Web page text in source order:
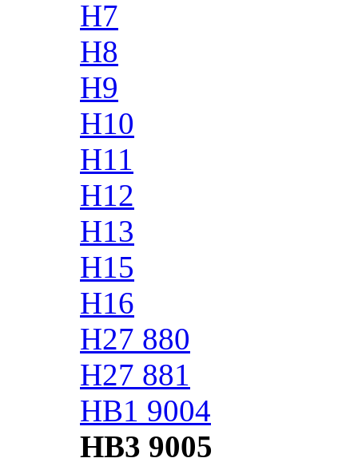
H7
H8
H9
H10
H11
H12
H13
H15
H16
H27 880
H27 881
HB1 9004
HB3 9005